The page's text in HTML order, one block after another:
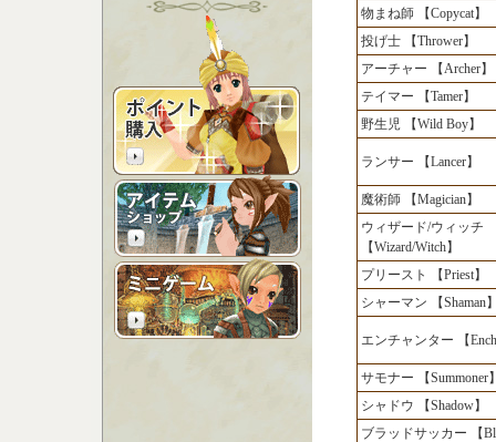
物まね師 【Copycat】
投げ士 【Thrower】
アーチャー 【Archer】
テイマー 【Tamer】
野生児 【Wild Boy】
ランサー 【Lancer】
魔術師 【Magician】
ウィザード/ウィッチ
【Wizard/Witch】
プリースト 【Priest】
シャーマン 【Shaman
エンチャンター 【
サモナー 【Summoner
シャドウ 【Shadow】
ブラッドサッカー 【